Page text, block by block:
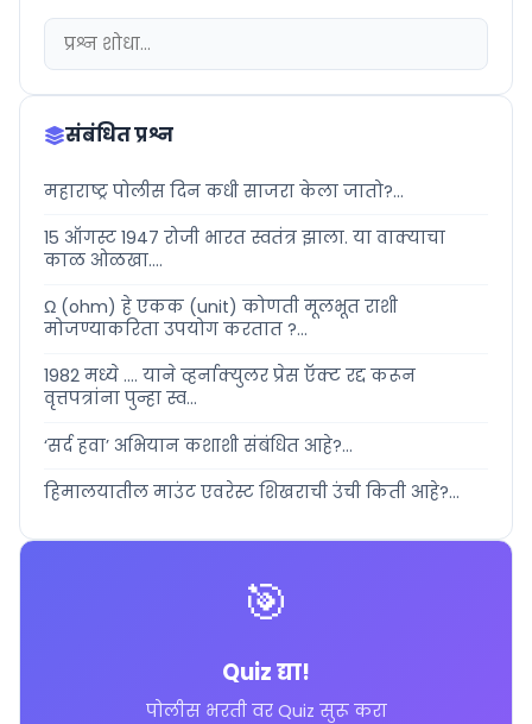
संबंधित प्रश्न
महाराष्ट्र पोलीस दिन कधी साजरा केला जातो?...
15 ऑगस्ट 1947 रोजी भारत स्वतंत्र झाला. या वाक्याचा
काळ ओळखा....
Ω (ohm) हे एकक (unit) कोणती मूलभूत राशी
मोजण्याकरिता उपयोग करतात ?...
1982 मध्ये .... याने व्हर्नाक्युलर प्रेस ऍक्ट रद्द करून
वृत्तपत्रांना पुन्हा स्व...
‘सर्द हवा’ अभियान कशाशी संबंधित आहे?...
हिमालयातील माउंट एवरेस्ट शिखराची उंची किती आहे?...
🎯
Quiz द्या!
पोलीस भरती वर Quiz सुरू करा